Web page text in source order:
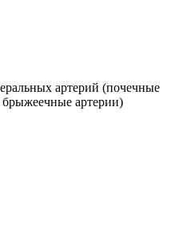
артерий (почечные
брыжеечные артерии)